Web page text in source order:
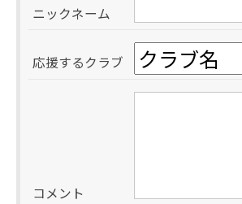
ニックネーム
応援するクラブ
コメント